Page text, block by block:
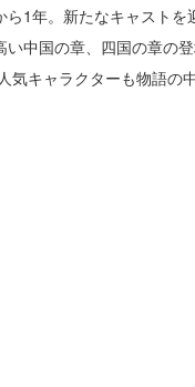
1年。新たなキャストを
中国の章、四国の章の
キャラクターも物語の